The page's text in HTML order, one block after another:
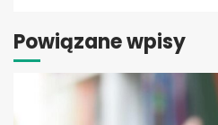
Powiązane wpisy